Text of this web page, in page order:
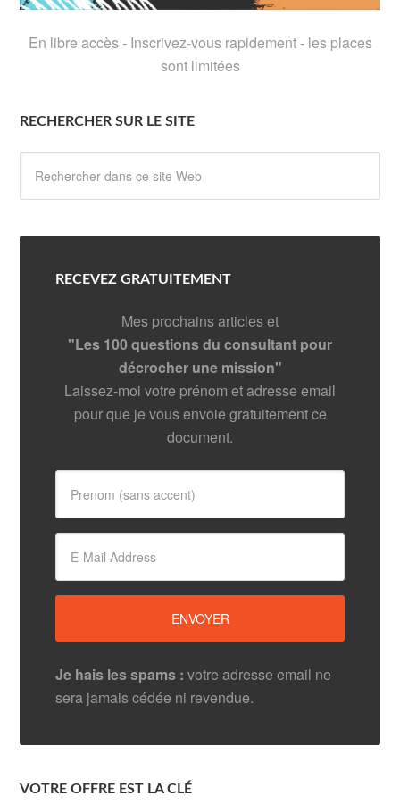
En libre accès - Inscrivez-vous rapidement - les places
sont limitées
RECHERCHER SUR LE SITE
RECEVEZ GRATUITEMENT
Mes prochains articles et
"Les 100 questions du consultant pour
décrocher une mission"
Laissez-moi votre prénom et adresse email
pour que je vous envoie gratuitement ce
document.
Je hais les spams : votre adresse email ne
sera jamais cédée ni revendue.
VOTRE OFFRE EST LA CLÉ